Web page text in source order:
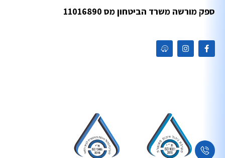
ספק מורשה משרד הביטחון מס 11016890